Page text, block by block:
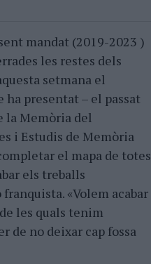
mandat (2019-2023 )
les restes dels
setmana el
ha presentat – el passat
la Memòria del
i Estudis de Memòria
el mapa de totes
els treballs
«Volem acabar
les quals tenim
de no deixar cap fossa